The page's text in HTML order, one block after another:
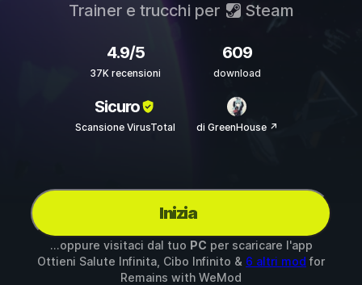
Trainer e trucchi per Steam
4.9/5
37K recensioni
609
download
Sicuro
Scansione VirusTotal di GreenHouse ↗
Inizia
...oppure visitaci dal tuo PC per scaricare l'app
Ottieni Salute Infinita, Cibo Infinito & 6 altri mod for
Remains with WeMod